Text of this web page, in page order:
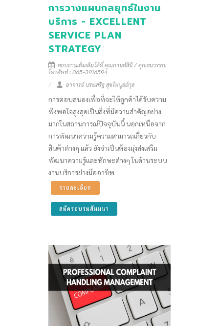
การวางแผนกลยุทธ์ในงาน
บริการ - EXCELLENT
SERVICE PLAN
STRATEGY
สอบถามเพิ่มเติมได้ที่ คุณกานต์สินี / คุณธนวรรณ
โทรศัพท์ : 065-3916594
อาจารย์ ประเสริฐ สุขไพบูลย์กุล
การตอบสนองเพื่อที่จะให้ลูกค้าได้รับความ
พึงพอใจสูงสุดเป็นสิ่งที่มีความสำคัญอย่าง
มากในสถานการณ์ปัจจุบันนี้ นอกเหนือจาก
การพัฒนาความรู้ความสามารถเกี่ยวกับ
สินค้าต่างๆ แล้ว ยังจำเป็นต้องมุ่งส่งเสริม
พัฒนาความรู้และทักษะต่างๆ ในด้านระบบ
งานบริการย่างมืออาชีพ
รายละเอียด
สมัครอบรมสัมมนา